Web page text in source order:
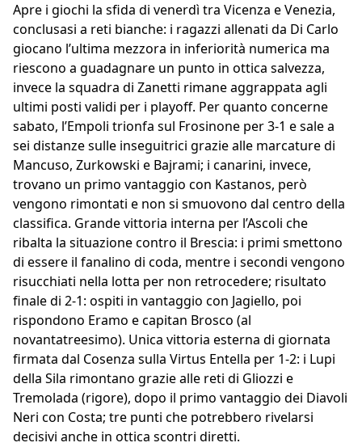
Apre i giochi la sfida di venerdì tra Vicenza e Venezia,
conclusasi a reti bianche: i ragazzi allenati da Di Carlo
giocano l’ultima mezzora in inferiorità numerica ma
riescono a guadagnare un punto in ottica salvezza,
invece la squadra di Zanetti rimane aggrappata agli
ultimi posti validi per i playoff. Per quanto concerne
sabato, l’Empoli trionfa sul Frosinone per 3-1 e sale a
sei distanze sulle inseguitrici grazie alle marcature di
Mancuso, Zurkowski e Bajrami; i canarini, invece,
trovano un primo vantaggio con Kastanos, però
vengono rimontati e non si smuovono dal centro della
classifica. Grande vittoria interna per l’Ascoli che
ribalta la situazione contro il Brescia: i primi smettono
di essere il fanalino di coda, mentre i secondi vengono
risucchiati nella lotta per non retrocedere; risultato
finale di 2-1: ospiti in vantaggio con Jagiello, poi
rispondono Eramo e capitan Brosco (al
novantatreesimo). Unica vittoria esterna di giornata
firmata dal Cosenza sulla Virtus Entella per 1-2: i Lupi
della Sila rimontano grazie alle reti di Gliozzi e
Tremolada (rigore), dopo il primo vantaggio dei Diavoli
Neri con Costa; tre punti che potrebbero rivelarsi
decisivi anche in ottica scontri diretti.